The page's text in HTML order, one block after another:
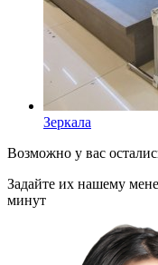
Зеркала
Возможно у вас
Задайте их нашему
минут